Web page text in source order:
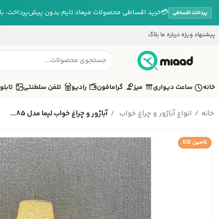
پرداخت اقساطی 💳خرید اقساطی محصولات میعاد تایم بدون پیش‌پرداخت،
پیشنهاد ویژه درباره ما بلاگ
خانه ساعت دیواری میز گرامافون رادیو تلفن سلطنتی تابلو
خانه انواع آباژور و چراغ خواب آباژور و چراغ خواب لیما مدل 85...
تامین کالا